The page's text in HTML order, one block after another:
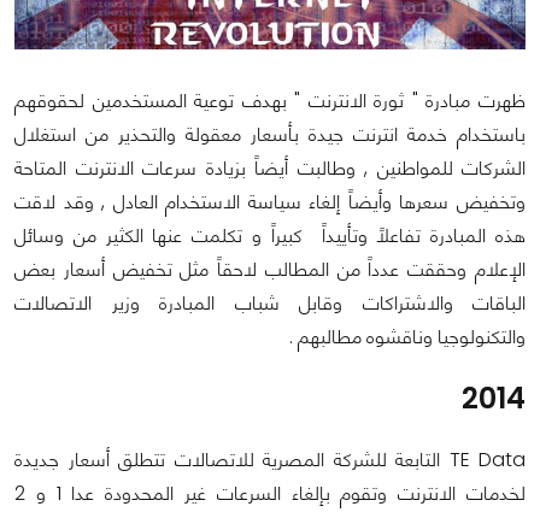
ظهرت مبادرة " ثورة الانترنت " بهدف توعية المستخدمين لحقوقهم
باستخدام خدمة انترنت جيدة بأسعار معقولة والتحذير من استغلال
الشركات للمواطنين , وطالبت أيضاً بزيادة سرعات الانترنت المتاحة
وتخفيض سعرها وأيضاً إلغاء سياسة الاستخدام العادل , وقد لاقت
هذه المبادرة تفاعلاً وتأييداً كبيراً و تكلمت عنها الكثير من وسائل
الإعلام وحققت عدداً من المطالب لاحقاً مثل تخفيض أسعار بعض
الباقات والاشتراكات وقابل شباب المبادرة وزير الاتصالات
والتكنولوجيا وناقشوه مطالبهم .
2014
TE Data التابعة للشركة المصرية للاتصالات تتطلق أسعار جديدة
لخدمات الانترنت وتقوم بإلغاء السرعات غير المحدودة عدا 1 و 2